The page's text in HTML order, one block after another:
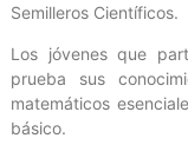
Semilleros Científicos.
Los jóvenes que
prueba sus
matemáticos
básico.